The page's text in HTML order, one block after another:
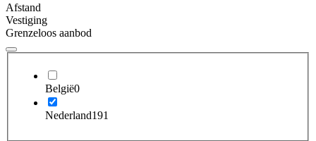
Afstand
Vestiging
Grenzeloos aanbod
België0
Nederland191